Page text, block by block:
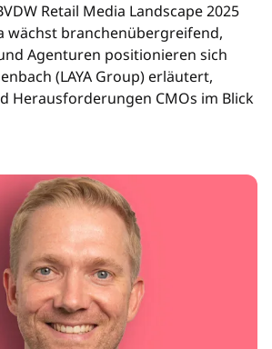
Retail Media Landscape 2025
wächst branchenübergreifend,
Agenturen positionieren sich
(LAYA Group) erläutert,
Herausforderungen CMOs im Blick